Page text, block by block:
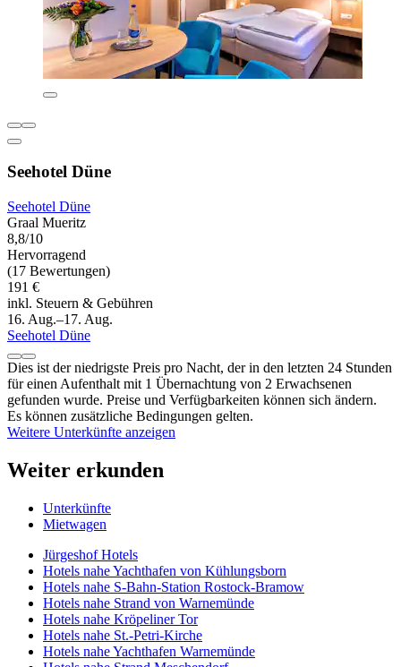
Seehotel Düne
Seehotel Düne
Graal Mueritz
8,8/10
Hervorragend
(17 Bewertungen)
191 €
inkl. Steuern & Gebühren
16. Aug.–17. Aug.
Seehotel Düne
Dies ist der niedrigste Preis pro Nacht, der in den letzten 24 Stunden
für einen Aufenthalt mit 1 Übernachtung von 2 Erwachsenen
gefunden wurde. Preise und Verfügbarkeiten können sich ändern.
Es können zusätzliche Bedingungen gelten.
Weitere Unterkünfte anzeigen
Weiter erkunden
Unterkünfte
Mietwagen
Jürgeshof Hotels
Hotels nahe Yachthafen von Kühlungsborn
Hotels nahe S-Bahn-Station Rostock-Bramow
Hotels nahe Strand von Warnemünde
Hotels nahe Kröpeliner Tor
Hotels nahe St.-Petri-Kirche
Hotels nahe Yachthafen Warnemünde